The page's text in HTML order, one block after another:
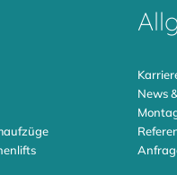
News